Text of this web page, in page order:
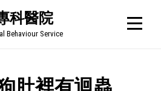
科醫院
Behaviour Service